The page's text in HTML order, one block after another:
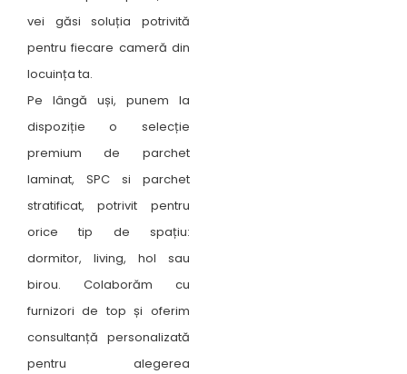
vei găsi soluția potrivită
pentru fiecare cameră din
locuința ta.
Pe lângă uși, punem la
dispoziție o selecție
premium de parchet
laminat, SPC si parchet
stratificat, potrivit pentru
orice tip de spațiu:
dormitor, living, hol sau
birou. Colaborăm cu
furnizori de top și oferim
consultanță personalizată
pentru alegerea